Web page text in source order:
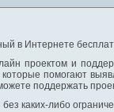
в Интернете
проектом и
помогают
поддержать
каких-либо